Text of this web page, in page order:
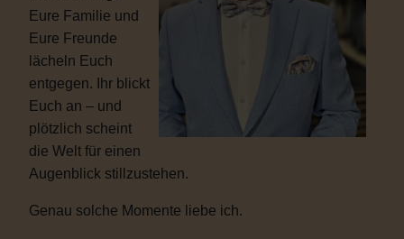
Eure Familie und
Eure Freunde
lächeln Euch
entgegen. Ihr blickt
Euch an – und
plötzlich scheint
die Welt für einen
Augenblick stillzustehen.
Genau solche Momente liebe ich.